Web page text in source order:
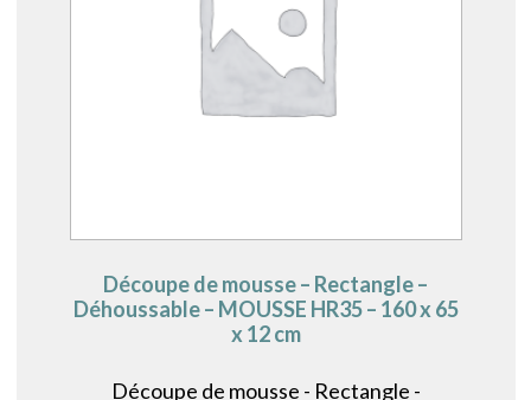
Découpe de mousse – Rectangle –
Déhoussable – MOUSSE HR35 – 160 x 65
x 12 cm
Découpe de mousse - Rectangle -